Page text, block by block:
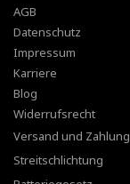
AGB
Datenschutz
Impressum
Karriere
Blog
Widerrufsrecht
Versand und Zahlung
Streitschlichtung